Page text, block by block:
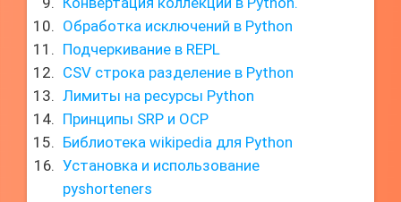
Обработка исключений в Python
Подчеркивание в REPL
CSV строка разделение в Python
Лимиты на ресурсы Python
Принципы SRP и OCP
Библиотека wikipedia для Python
Установка и использование
pyshorteners